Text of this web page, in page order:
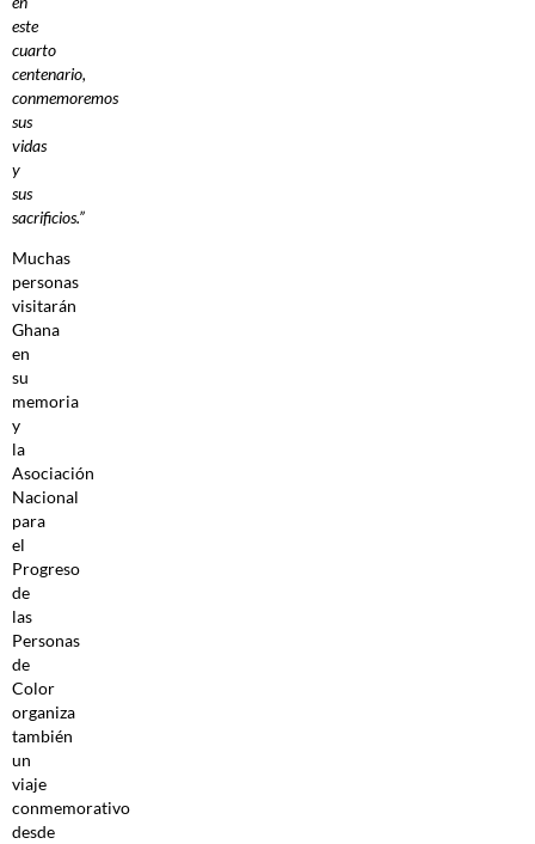
este
cuarto
centenario,
conmemoremos
sus
vidas
y
sus
sacrificios.”
Muchas
personas
visitarán
Ghana
en
su
memoria
y
la
Asociación
Nacional
para
el
Progreso
de
las
Personas
de
Color
organiza
también
un
viaje
conmemorativo
desde